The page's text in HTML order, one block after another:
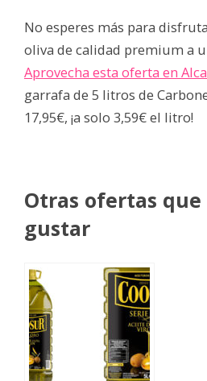
No esperes más para
oliva de calidad premium a
Aprovecha esta oferta en
garrafa de 5 litros de
17,95€, ¡a solo 3,59€ el litro!
Otras ofertas
gustar